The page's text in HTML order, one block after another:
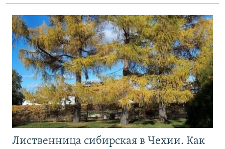
Лиственница сибирская в Чехии. Как